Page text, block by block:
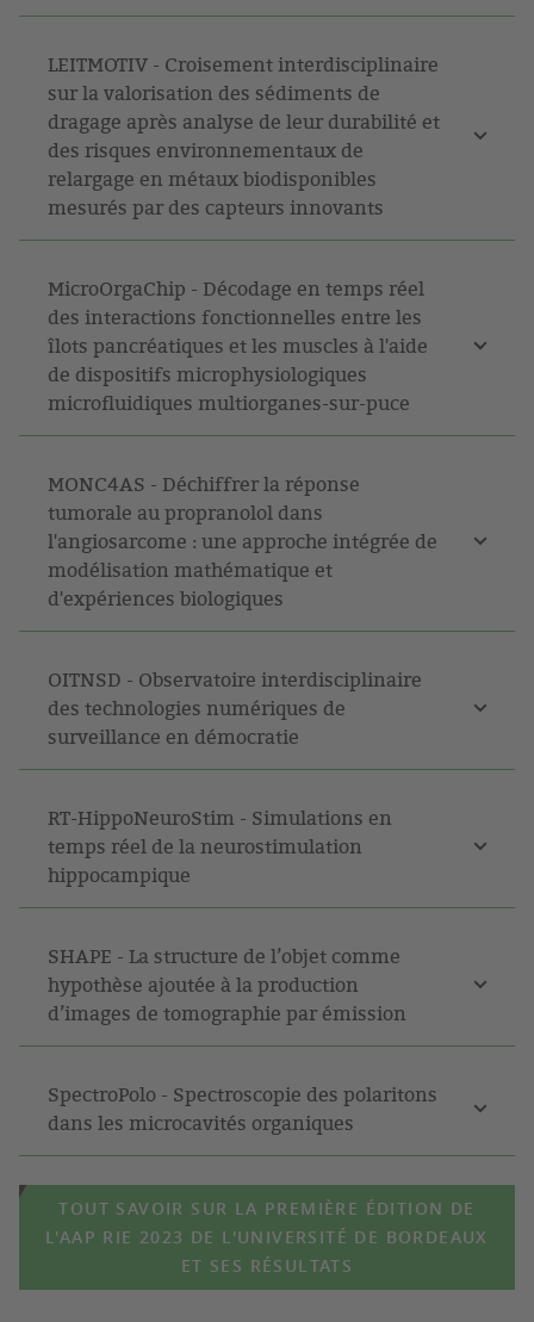
LEITMOTIV - Croisement interdisciplinaire
sur la valorisation des sédiments de
dragage après analyse de leur durabilité et
des risques environnementaux de
relargage en métaux biodisponibles
mesurés par des capteurs innovants
MicroOrgaChip - Décodage en temps réel
des interactions fonctionnelles entre les
îlots pancréatiques et les muscles à l'aide
de dispositifs microphysiologiques
microfluidiques multiorganes-sur-puce
MONC4AS - Déchiffrer la réponse
tumorale au propranolol dans
l'angiosarcome : une approche intégrée de
modélisation mathématique et
d'expériences biologiques
OITNSD - Observatoire interdisciplinaire
des technologies numériques de
surveillance en démocratie
RT-HippoNeuroStim - Simulations en
temps réel de la neurostimulation
hippocampique
SHAPE - La structure de l’objet comme
hypothèse ajoutée à la production
d’images de tomographie par émission
SpectroPolo - Spectroscopie des polaritons
dans les microcavités organiques
TOUT SAVOIR SUR LA PREMIÈRE ÉDITION DE
L'AAP RIE 2023 DE L'UNIVERSITÉ DE BORDEAUX
ET SES RÉSULTATS